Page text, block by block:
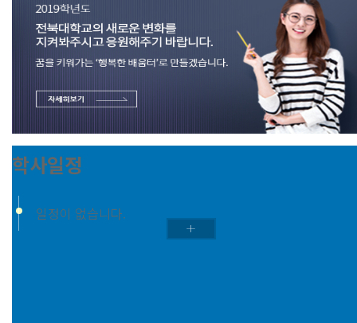
학사일정
일정이 없습니다.